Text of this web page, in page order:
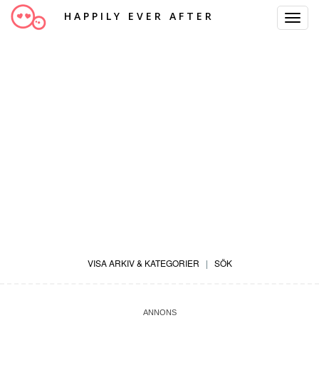
Toggle
HAPPILY EVER AFTER
VISA ARKIV & KATEGORIER | SÖK